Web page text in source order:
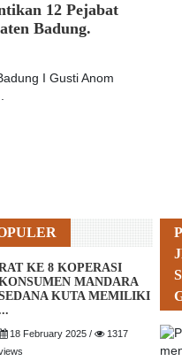
12 Pejabat
Badung.
I Gusti Anom
KE 8 KOPERASI
MANDARA
KUTA MEMILIKI
18 February 2025 /
1317